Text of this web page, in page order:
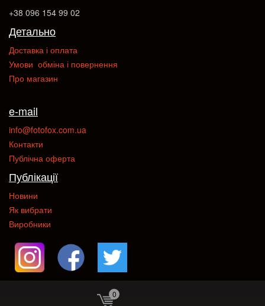
0
+38 096 154 99 02
Детально
Доставка і оплата
Умови обміна і повернення
Про магазин
e-mail
info@fotofox.com.ua
Контакти
Публічна оферта
Публікації
Новини
Як вибрати
Виробники